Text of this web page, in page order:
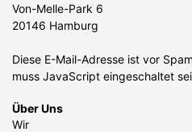
Von-Melle-Park 6
20146 Hamburg
Diese E-Mail-Adresse ist vor
muss JavaScript eingeschaltet
Über Uns
Wir